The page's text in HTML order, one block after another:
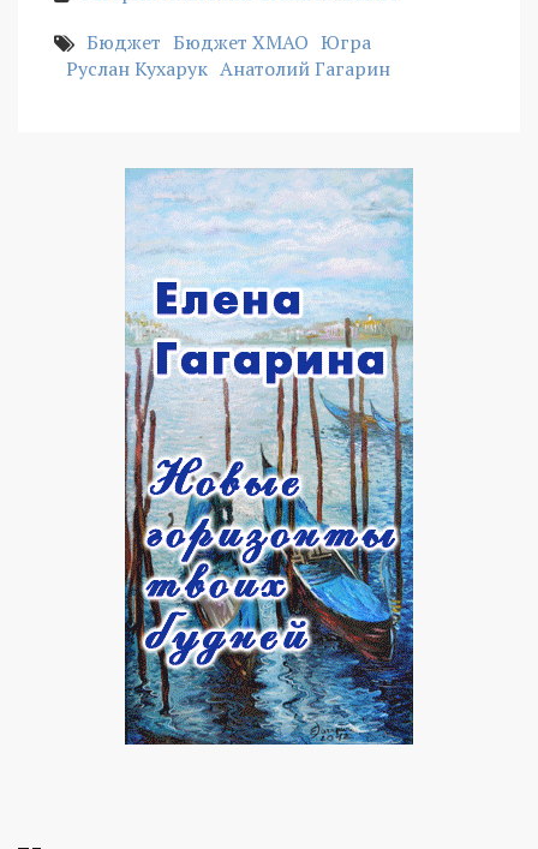
Бюджет Бюджет ХМАО Югра
Руслан Кухарук Анатолий Гагарин